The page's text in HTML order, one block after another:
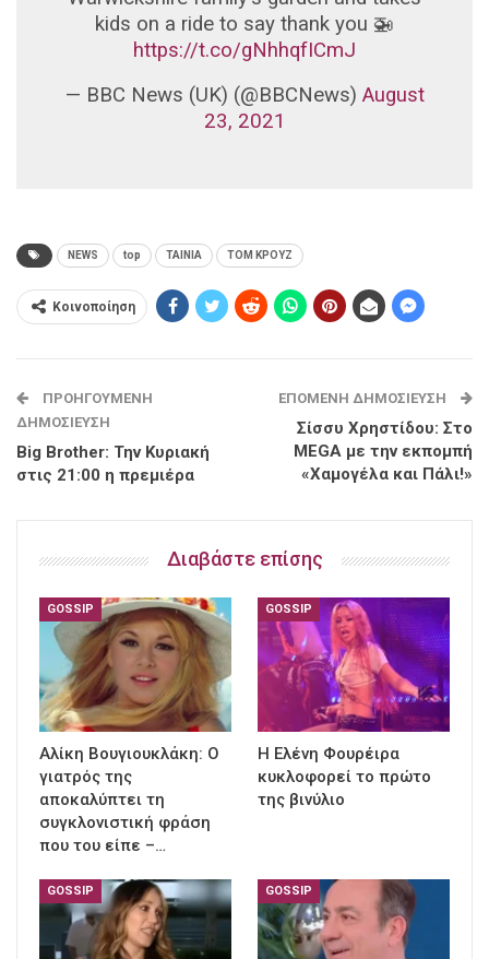
kids on a ride to say thank you 🚁
https://t.co/gNhhqfICmJ
— BBC News (UK) (@BBCNews) August
23, 2021
NEWS top ΤΑΙΝΙΑ ΤΟΜ ΚΡΟΥΖ
Κοινοποίηση
ΠΡΟΗΓΟΎΜΕΝΗ
ΔΗΜΟΣΊΕΥΣΗ
Big Brother: Την Κυριακή
στις 21:00 η πρεμιέρα
ΕΠΌΜΕΝΗ ΔΗΜΟΣΊΕΥΣΗ
Σίσσυ Χρηστίδου: Στο
MEGA με την εκπομπή
«Χαμογέλα και Πάλι!»
Διαβάστε επίσης
GOSSIP
Αλίκη Βουγιουκλάκη: Ο
γιατρός της
αποκαλύπτει τη
συγκλονιστική φράση
που του είπε –…
GOSSIP
Η Ελένη Φουρέιρα
κυκλοφορεί το πρώτο
της βινύλιο
GOSSIP GOSSIP